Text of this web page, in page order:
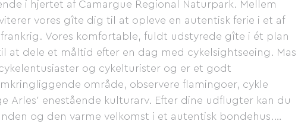
i hjertet af Camargue Regional Naturpark. Mellem
vores gîte dig til at opleve en autentisk ferie i et af
Vores komfortable, fuldt udstyrede gîte i ét plan
at dele et måltid efter en dag med cykelsightseeing. Mas
og cykelturister og er et godt
område, observere flamingoer, cykle
Arles' enestående kulturarv. Efter dine udflugter kan du
og den varme velkomst i et autentisk bondehus.